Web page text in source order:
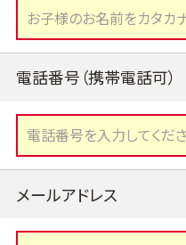
電話番号（携帯電話可）
メールアドレス